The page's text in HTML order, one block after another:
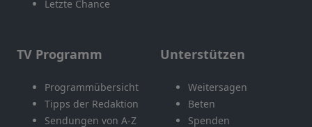
Letzte Chance
TV Programm
Programmübersicht
Tipps der Redaktion
Sendungen von A-Z
Unterstützen
Weitersagen
Beten
Spenden